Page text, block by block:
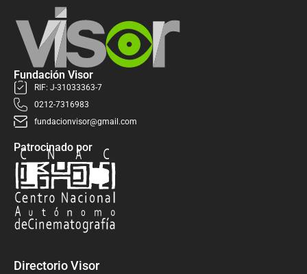
Fundación Visor
RIF: J-31033363-7
0212-7316983
fundacionvisor@gmail.com
Patrocinado por
Directorio Visor